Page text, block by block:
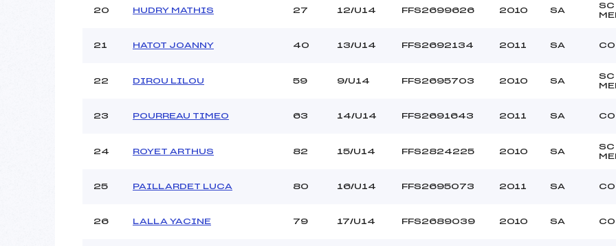
20 HUDRY MATHIS 27 12/U14 FFS2699626 2010 SA
SC
21 HATOT JOANNY 40 13/U14 FFS2692134 2011 SA
22 DIROU LILOU 59 9/U14 FFS2695703 2010 SA
SC
23 POURREAU TIMEO 63 14/U14 FFS2691643 2011 SA
24 ROYET ARTHUS 82 15/U14 FFS2824225 2010 SA
SC
25 PAILLARDET LUCA 80 16/U14 FFS2695073 2011 SA
26 LALLA YACINE 79 17/U14 FFS2689039 2010 SA